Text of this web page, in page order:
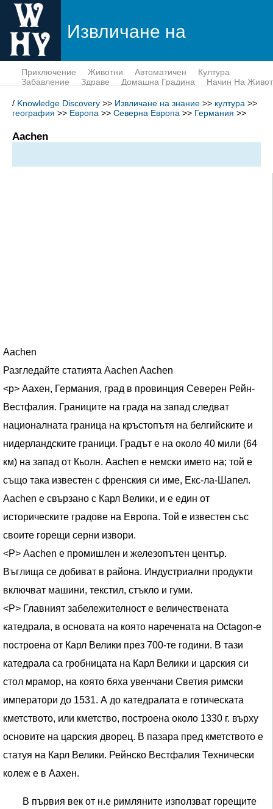
Извличане на
Приключение Животни Автоматичен
Култура
Забавление
Здраве Домашна Градина
Начин На Живот
/ Knowledge Discovery >> Извличане на знание >> култура >>
география >> Европа >> Северна Европа >> Германия >>
Aachen
Aachen
Разгледайте статията Aachen Aachen
<р> Аахен, Германия, град в провинция Северен Рейн-
Вестфалия. Границите на града на запад следват
националната граница на кръстопътя на белгийските и
нидерландските граници. Градът е на около 40 мили (64
км) на запад от Кьолн. Aachen е немски името на; той е
също така известен с френския си име, Екс-ла-Шапел.
Aachen е свързано с Карл Велики, и е един от
историческите градове на Европа. Той е известен със
своите горещи серни извори.
<Р> Aachen е промишлен и железопътен център.
Въглища се добиват в района. Индустриални продукти
включват машини, текстил, стъкло и гуми.
<Р> Главният забележителност е величествената
катедрала, в основата на която наречената на Octagon-е
построена от Карл Велики през 700-те години. В тази
катедрала са гробницата на Карл Велики и царския си
стол мрамор, на която бяха увенчани Светия римски
императори до 1531. А до катедралата е готическата
кметството, или кметство, построена около 1330 г. върху
основите на царския дворец. В пазара пред кметството е
статуя на Карл Велики. Рейнско Вестфалия Технически
колеж е в Аахен.
В първия век от н.е римляните използват горещите